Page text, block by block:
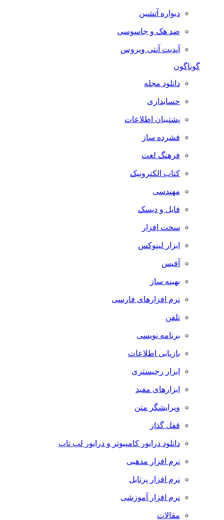
دیواره آتشین
ضد هک و جاسوسی
آپدیت آنتی ویروس
گوناگون
دانلود مجله
حسابداری
پشتیبان اطلاعات
فشرده ساز
فرهنگ لغت
کتاب الکترونیک
مهندسی
فایل و دیسک
سخت افزار
ابزار لینوکس
آفیس
بهینه ساز
نرم افزارهای فارسی
تلفن
برنامه نویسی
بازیابی اطلاعات
ابزار رجیستری
ابزارهای مفید
ویرایشگر متن
قفل گذار
دانلود درایور کامپیوتر و درایور لپ تاپ
نرم افزار مذهبی
نرم افزار پرتابل
نرم افزار آموزشی
مقالات